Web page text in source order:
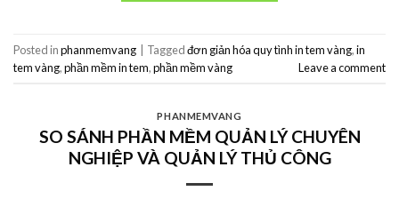
Posted inphanmemvang Taggedđơn giản hóa quy tình in tem vàng,in
tem vàng,phần mềm in tem,phần mềm vàng Leave a comment
PHANMEMVANG
SO SÁNH PHẦN MỀM QUẢN LÝ CHUYÊN
NGHIỆP VÀ QUẢN LÝ THỦ CÔNG